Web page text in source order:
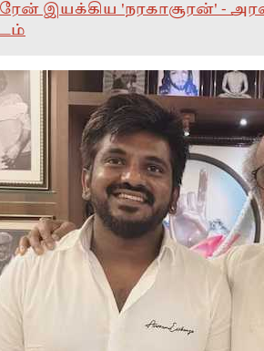
இயக்கிய 'நரகாசூரன்' -